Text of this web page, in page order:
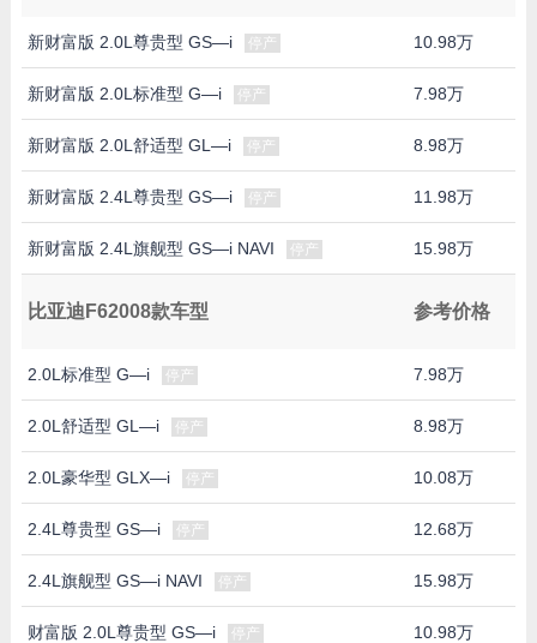
新财富版 2.0L尊贵型 GS—i 停产 10.98万
新财富版 2.0L标准型 G—i 停产 7.98万
新财富版 2.0L舒适型 GL—i 停产 8.98万
新财富版 2.4L尊贵型 GS—i 停产 11.98万
新财富版 2.4L旗舰型 GS—i NAVI 停产 15.98万
比亚迪F62008款车型 参考价格
2.0L标准型 G—i 停产 7.98万
2.0L舒适型 GL—i 停产 8.98万
2.0L豪华型 GLX—i 停产 10.08万
2.4L尊贵型 GS—i 停产 12.68万
2.4L旗舰型 GS—i NAVI 停产 15.98万
财富版 2.0L尊贵型 GS—i 停产 10.98万